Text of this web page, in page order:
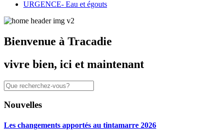
URGENCE- Eau et égouts
Bienvenue à Tracadie
vivre bien, ici et maintenant
Nouvelles
Les changements apportés au tintamarre 2026